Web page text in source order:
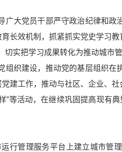
广大党员干部严守政治纪律和
长效机制，抓紧抓实党史学习
实把学习成果转化为推动城市
组织建设，推动党的基层组织
建工作，推动与社区、企业、
”等活动，在继续巩固提高现有
行管理服务平台上建立城市管